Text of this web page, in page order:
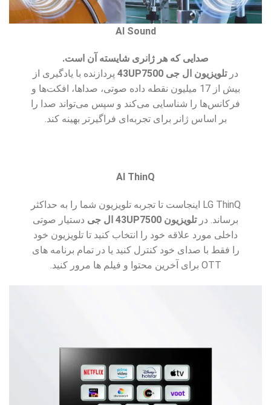
AI Sound
صدایی که هر ژانری شایسته آن است.
درتلویزیون ال جی 43UP7500
پردازنده با یادگیری از
بیش از 17 میلیون نقطه داده صوتی، صداها، افکت‌ها و
فرکانس‌ها را شناسایی می‌کند و سپس می‌تواند صدا را
بر اساس ژانر برای تجربه‌ای فراگیرتر بهینه کند.
AI ThinQ
LG ThinQ اینجاست تا تجربه تلویزیون شما را به حداکثر
برساند. درتلویزیون 43UP7500 ال جی
دستیار صوتی
داخلی مورد علاقه خود را انتخاب کنید تا تلویزیون خود
را فقط با صدای خود کنترل کنید یا در تمام برنامه های
OTT برای آخرین محتوا و فیلم ها مرور کنید.